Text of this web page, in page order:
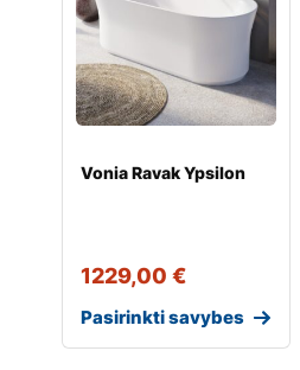
Vonia Ravak Ypsilon
1229,00 €
Pasirinkti savybes